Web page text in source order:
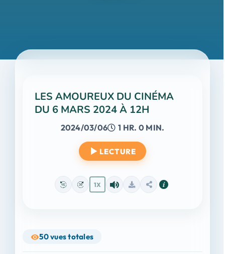
LES AMOUREUX DU CINÉMA
DU 6 MARS 2024 À 12H
2024/03/06 1 HR. 0 MIN.
LECTURE
1X
50vues totales